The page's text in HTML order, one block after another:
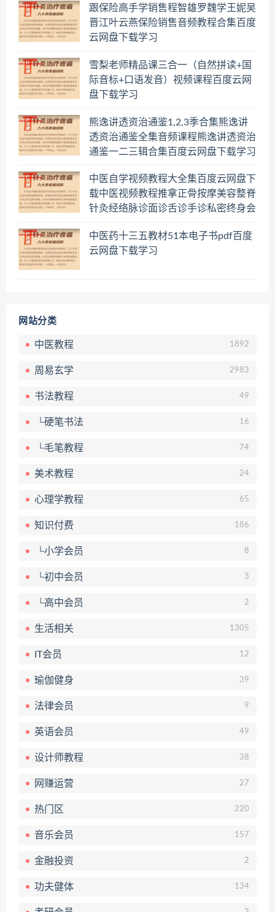
跟保险高手学销售程智雄罗魏学王妮吴
晋江叶云燕保险销售音频教程合集百度
云网盘下载学习
雪梨老师精品课三合一（自然拼读+国
际音标+口语发音）视频课程百度云网
盘下载学习
熊逸讲透资治通鉴1,2,3季合集熊逸讲
透资治通鉴全集音频课程熊逸讲透资治
通鉴一二三辑合集百度云网盘下载学习
中医自学视频教程大全集百度云网盘下
载中医视频教程推拿正骨按摩美容整脊
针灸经络脉诊面诊舌诊手诊私密终身会
中医药十三五教材51本电子书pdf百度
云网盘下载学习
网站分类
中医教程 1892
周易玄学 2983
书法教程 49
└硬笔书法 16
└毛笔教程 74
美术教程 24
心理学教程 65
知识付费 186
└小学会员 8
└初中会员 3
└高中会员 2
生活相关 1305
IT会员 12
瑜伽健身 39
法律会员 9
英语会员 49
设计师教程 38
网赚运营 27
热门区 220
音乐会员 157
金融投资 2
功夫健体 134